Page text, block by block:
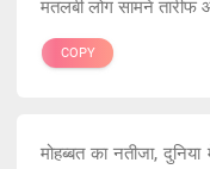
मतलबी लोग सामने तारीफ
COPY
मोहब्बत का नतीजा,